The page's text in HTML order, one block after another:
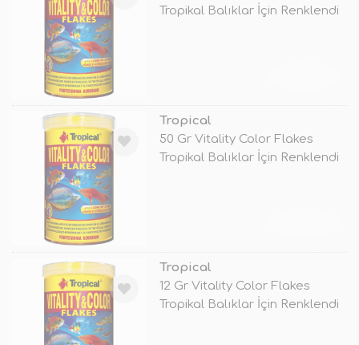
Tropikal Balıklar İçin Renklendi
Tropical
50 Gr Vitality Color Flakes
Tropikal Balıklar İçin Renklendi
Tropical
12 Gr Vitality Color Flakes
Tropikal Balıklar İçin Renklendi